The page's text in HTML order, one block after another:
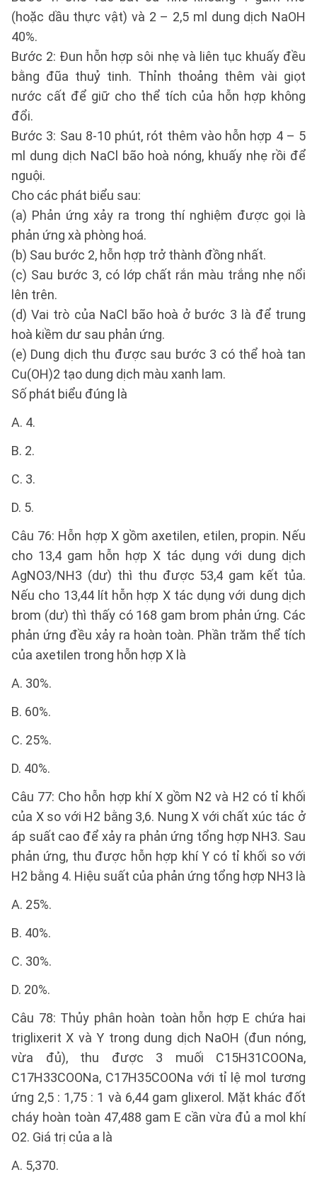
(hoặc dầu thực vật) và 2 – 2,5 ml dung dịch NaOH
40%.
Bước 2: Đun hỗn hợp sôi nhẹ và liên tục khuấy đều
bằng đũa thuỷ tinh. Thỉnh thoảng thêm vài giọt
nước cất để giữ cho thể tích của hỗn hợp không
đổi.
Bước 3: Sau 8-10 phút, rót thêm vào hỗn hợp 4 – 5
ml dung dịch NaCl bão hoà nóng, khuấy nhẹ rồi để
nguội.
Cho các phát biểu sau:
(a) Phản ứng xảy ra trong thí nghiệm được gọi là
phản ứng xà phòng hoá.
(b) Sau bước 2, hỗn hợp trở thành đồng nhất.
(c) Sau bước 3, có lớp chất rắn màu trắng nhẹ nổi
lên trên.
(d) Vai trò của NaCl bão hoà ở bước 3 là để trung
hoà kiềm dư sau phản ứng.
(e) Dung dịch thu được sau bước 3 có thể hoà tan
Cu(OH)2 tạo dung dịch màu xanh lam.
Số phát biểu đúng là
A. 4.
B. 2.
C. 3.
D. 5.
Câu 76: Hỗn hợp X gồm axetilen, etilen, propin. Nếu
cho 13,4 gam hỗn hợp X tác dụng với dung dịch
AgNO3/NH3 (dư) thì thu được 53,4 gam kết tủa.
Nếu cho 13,44 lít hỗn hợp X tác dụng với dung dịch
brom (dư) thì thấy có 168 gam brom phản ứng. Các
phản ứng đều xảy ra hoàn toàn. Phần trăm thể tích
của axetilen trong hỗn hợp X là
A. 30%.
B. 60%.
C. 25%.
D. 40%.
Câu 77: Cho hỗn hợp khí X gồm N2 và H2 có tỉ khối
của X so với H2 bằng 3,6. Nung X với chất xúc tác ở
áp suất cao để xảy ra phản ứng tổng hợp NH3. Sau
phản ứng, thu được hỗn hợp khí Y có tỉ khối so với
H2 bằng 4. Hiệu suất của phản ứng tổng hợp NH3 là
A. 25%.
B. 40%.
C. 30%.
D. 20%.
Câu 78: Thủy phân hoàn toàn hỗn hợp E chứa hai
triglixerit X và Y trong dung dịch NaOH (đun nóng,
vừa đủ), thu được 3 muối C15H31COONa,
C17H33COONa, C17H35COONa với tỉ lệ mol tương
ứng 2,5 : 1,75 : 1 và 6,44 gam glixerol. Mặt khác đốt
cháy hoàn toàn 47,488 gam E cần vừa đủ a mol khí
O2. Giá trị của a là
A. 5,370.